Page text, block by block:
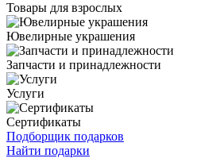
Товары для взрослых
Ювелирные украшения
Запчасти и принадлежности
Услуги
Сертификаты
Подборщик подарков
Найти подарки